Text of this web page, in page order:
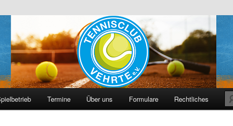
e. V.
Termine Über uns Formulare Rechtliches